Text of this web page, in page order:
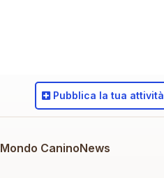
Mondo CaninoNews
Pubblica la tua attività